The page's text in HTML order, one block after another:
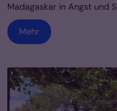
Madagaskar in Angst und
Mehr